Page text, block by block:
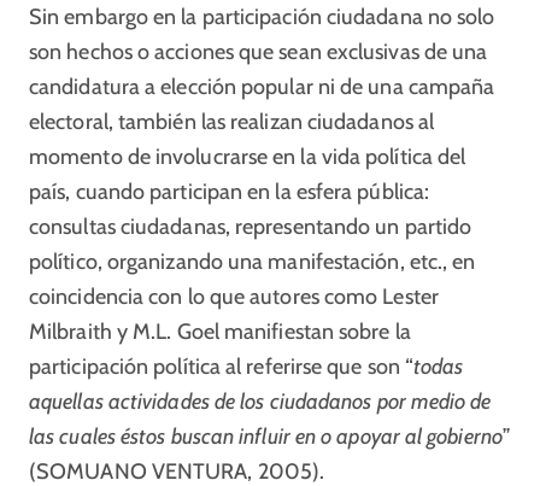
Sin embargo en la participación ciudadana no solo
son hechos o acciones que sean exclusivas de una
candidatura a elección popular ni de una campaña
electoral, también las realizan ciudadanos al
momento de involucrarse en la vida política del
país, cuando participan en la esfera pública:
consultas ciudadanas, representando un partido
político, organizando una manifestación, etc., en
coincidencia con lo que autores como Lester
Milbraith y M.L. Goel manifiestan sobre la
participación política al referirse que son “todas
aquellas actividades de los ciudadanos por medio de
las cuales éstos buscan influir en o apoyar al gobierno”
(SOMUANO VENTURA, 2005).